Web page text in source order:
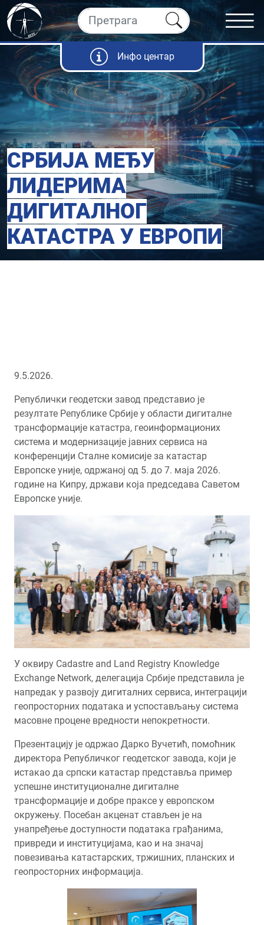
Инфо центар
СРБИЈА МЕЂУ
ЛИДЕРИМА
ДИГИТАЛНОГ
КАТАСТРА У ЕВРОПИ
9.5.2026.
Републички геодетски завод представио је
резултате Републике Србије у области дигиталне
трансформације катастра, геоинформационих
система и модернизације јавних сервиса на
конференцији Сталне комисије за катастар
Европске уније, одржаној од 5. до 7. маја 2026.
године на Кипру, држави која председава Саветом
Европске уније.
У оквиру Cadastre and Land Registry Knowledge
Exchange Network, делегација Србије представила је
напредак у развоју дигиталних сервиса, интеграцији
геопросторних података и успостављању система
масовне процене вредности непокретности.
Презентацију је одржао Дарко Вучетић, помоћник
директора Републичког геодетског завода, који је
истакао да српски катастар представља пример
успешне институционалне дигиталне
трансформације и добре праксе у европском
окружењу. Посебан акценат стављен је на
унапређење доступности података грађанима,
привреди и институцијама, као и на значај
повезивања катастарских, тржишних, планских и
геопросторних информација.